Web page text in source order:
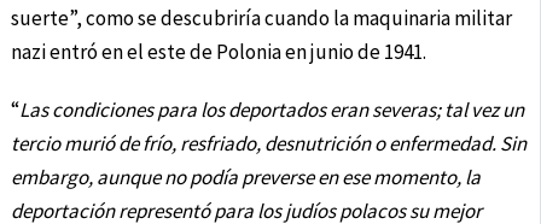
suerte”, como se descubriría cuando la maquinaria militar
nazi entró en el este de Polonia en junio de 1941.
“Las condiciones para los deportados eran severas; tal vez un
tercio murió de frío, resfriado, desnutrición o enfermedad. Sin
embargo, aunque no podía preverse en ese momento, la
deportación representó para los judíos polacos su mejor